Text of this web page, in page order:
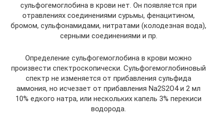
сульфогемоглобина в крови нет. Он появляется при
отравлениях соединениями сурьмы, фенацитином,
бромом, сульфонамидами, нитратами (колодезная вода),
серными соединениями и пр.
Определение сульфогемоглобина в крови можно
произвести спектроскопически. Сульфогемоглобиновый
спектр не изменяется от прибавления сульфида
аммония, но исчезает от прибавления Na2S2О4 и 2 мл
10% едкого натра, или нескольких капель 3% перекиси
водорода.